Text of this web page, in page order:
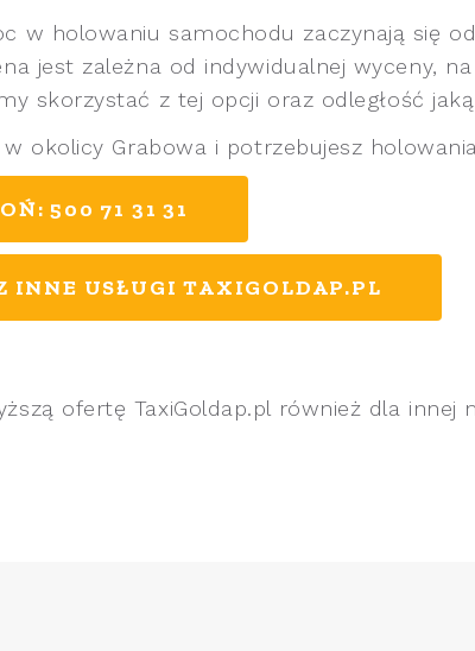
w holowaniu samochodu zaczynają się
jest zależna od indywidualnej wyceny,
skorzystać z tej opcji oraz odległość
w okolicy Grabowa i potrzebujesz
500 71 31 31
INNE USŁUGI TAXIGOLDAP.PL
ofertę TaxiGoldap.pl również dla innej